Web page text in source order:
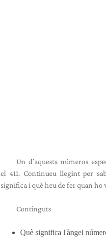
Un d’aquests números
el 411. Continueu llegint per
significa i què heu de fer quan ho
Continguts
Què significa l'àngel